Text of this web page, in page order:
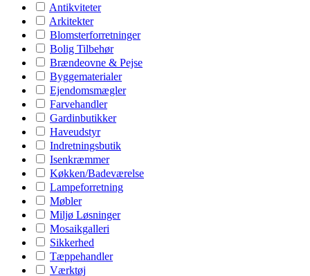
Antikviteter
Arkitekter
Blomsterforretninger
Bolig Tilbehør
Brændeovne & Pejse
Byggematerialer
Ejendomsmægler
Farvehandler
Gardinbutikker
Haveudstyr
Indretningsbutik
Isenkræmmer
Køkken/Badeværelse
Lampeforretning
Møbler
Miljø Løsninger
Mosaikgalleri
Sikkerhed
Tæppehandler
Værktøj